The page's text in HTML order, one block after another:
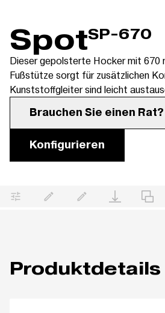
SpotSP-670
Dieser gepolsterte Hocker mit 670
Fußstütze sorgt für zusätzlichen
Kunststoffgleiter sind leicht
Brauchen Sie einen Rat?
Konfigurieren
Produktdetails